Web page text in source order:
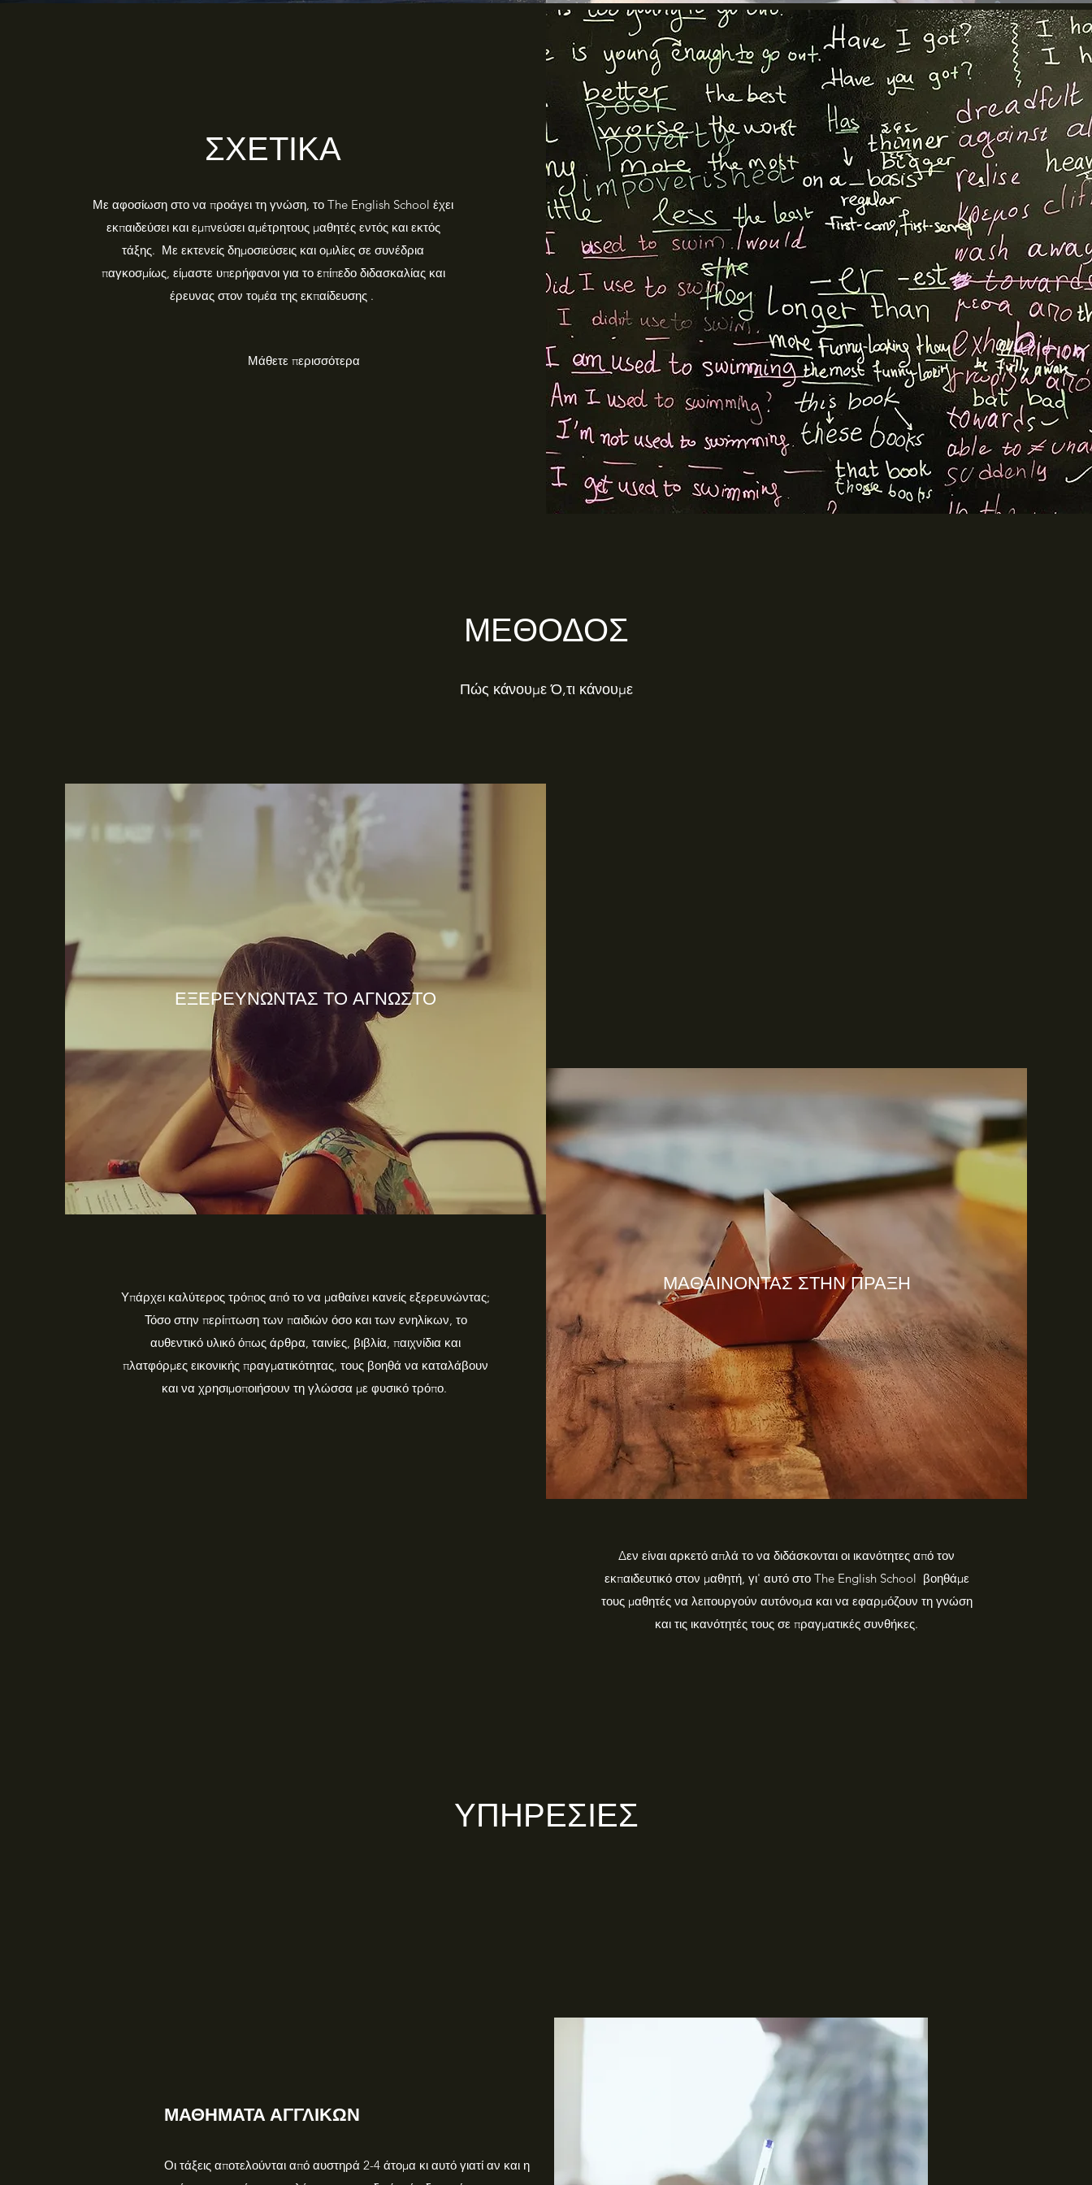
ΜΕΘΟΔΟΣ
Πώς κάνουμε Ό,τι κάνουμε
ΕΞΕΡΕΥΝΩΝΤΑΣ ΤΟ ΑΓΝΩΣΤΟ
ΜΑΘΑΙΝΟΝΤΑΣ ΣΤΗΝ ΠΡΑΞΗ
Δεν είναι αρκετό απλά το να διδάσκονται οι ικανότητες από τον
εκπαιδευτικό στον μαθητή, γι' αυτό στο The English School βοηθάμε
τους μαθητές να λειτουργούν αυτόνομα και να εφαρμόζουν τη γνώση
και τις ικανότητές τους σε πραγματικές συνθήκες.
ΣΧΕΤΙΚΑ
Με αφοσίωση στο να προάγει τη γνώση, το The English School έχει
εκπαιδεύσει και εμπνεύσει αμέτρητους μαθητές εντός και εκτός
τάξης. Με εκτενείς δημοσιεύσεις και ομιλίες σε συνέδρια
παγκοσμίως, είμαστε υπερήφανοι για το επίπεδο διδασκαλίας και
έρευνας στον τομέα της εκπαίδευσης .
Μάθετε περισσότερα
Υπάρχει καλύτερος τρόπος από το να μαθαίνει κανείς εξερευνώντας;
Τόσο στην περίπτωση των παιδιών όσο και των ενηλίκων, το
αυθεντικό υλικό όπως άρθρα, ταινίες, βιβλία, παιχνίδια και
πλατφόρμες εικονικής πραγματικότητας, τους βοηθά να καταλάβουν
και να χρησιμοποιήσουν τη γλώσσα με φυσικό τρόπο.
ΥΠΗΡΕΣΙΕΣ
ΜΑΘΗΜΑΤΑ ΑΓΓΛΙΚΩΝ
Οι τάξεις αποτελούνται από αυστηρά 2-4 άτομα κι αυτό γιατί αν και η